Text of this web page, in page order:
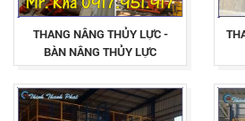
THANG NÂNG THỦY LỰC -
BÀN NÂNG THỦY LỰC